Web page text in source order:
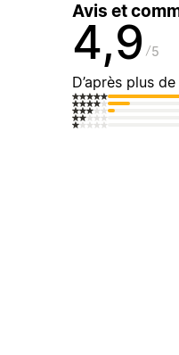
Avis et
4,9 5
D’après plus